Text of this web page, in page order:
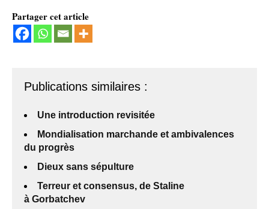
Partager cet article
Publications similaires :
Une introduction revisitée
Mondialisation marchande et ambivalences
du progrès
Dieux sans sépulture
Terreur et consensus, de Staline
à Gorbatchev